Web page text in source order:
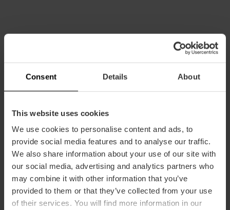
Consent Details About
This website uses cookies
We use cookies to personalise content and ads, to
provide social media features and to analyse our traffic.
We also share information about your use of our site with
our social media, advertising and analytics partners who
may combine it with other information that you’ve
provided to them or that they’ve collected from your use
of their services. You will find more information in our
Capacidad
120
Cómo llegar